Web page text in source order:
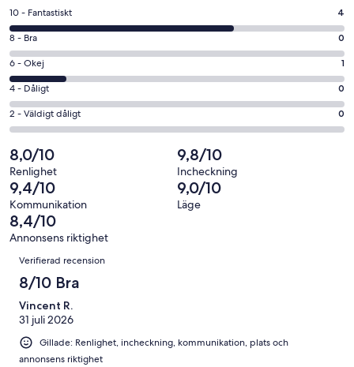
ett
nytt
fönster
10
-
Fantastiskt
i
betyg.
4
av
6
recensioner
10 - Fantastiskt 4
8
-
Bra
i
betyg.
0
6
recensioner
8 - Bra 0
6
-
Okej
i
betyg.
1
av
6
recensioner
6 - Okej 1
4
-
Dåligt
betyg.
0
av
6
recensioner
4 - Dåligt 0
2
-
Väldigt
dåligt
i
betyg.
0
av
recensioner
2 - Väldigt dåligt 0
8,0/10
Renlighet
9,8/10
Incheckning
9,4/10
Kommunikation
9,0/10
Läge
8,4/10
Annonsens riktighet
Recensioner
Verifierad recension
8/10 Bra
Vincent R.
31 juli 2026
Gillade: Renlighet, incheckning, kommunikation, plats och
annonsens riktighet